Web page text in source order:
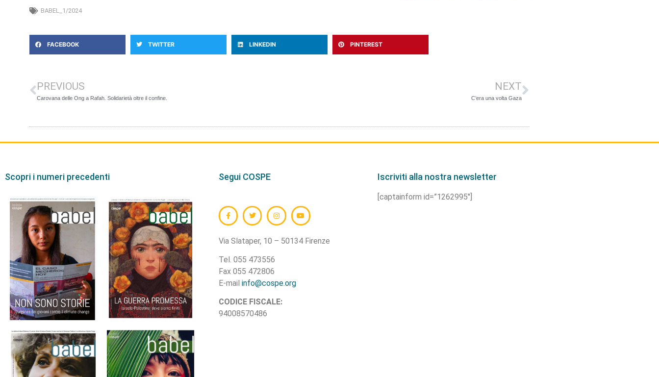
BABEL_1/2024
FACEBOOK TWITTER LINKEDIN PINTEREST
PREVIOUS
Carovana delle Ong a Rafah. Solidarietà oltre il confine.
NEXT
C’era una volta Gaza
Scopri i numeri precedenti Segui COSPE
Via Slataper, 10 – 50134 Firenze
Tel. 055 473556
Fax 055 472806
E-mail info@cospe.org
CODICE FISCALE:
94008570486
Iscriviti alla nostra newsletter
[captainform id=”1262995″]